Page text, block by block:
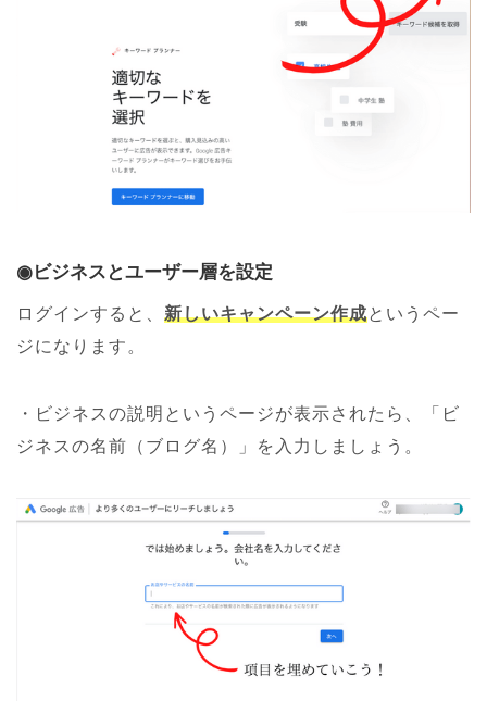
◉ビジネスとユーザー層を設定
ログインすると、 新しいキャンペーン作成というペー
ジになります。
・ビジネスの説明というページが表示されたら、「ビ
ジネスの名前（ブログ名）」を入力しましょう。